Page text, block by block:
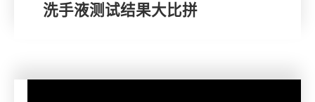
洗手液测试结果大比拼